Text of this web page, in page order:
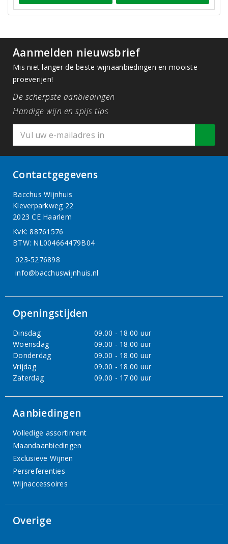
Aanmelden nieuwsbrief
Mis niet langer de beste wijnaanbiedingen en mooiste
proeverijen!
De scherpste aanbiedingen
Handige wijn en spijs tips
Contactgegevens
Bacchus Wijnhuis
Kleverparkweg 22
2023 CE Haarlem
KvK: 88761576
BTW: NL004664479B04
023-5276898
info@bacchuswijnhuis.nl
Openingstijden
Dinsdag
09.00 - 18.00 uur
Woensdag
09.00 - 18.00 uur
Donderdag
09.00 - 18.00 uur
Vrijdag
09.00 - 18.00 uur
Zaterdag
09.00 - 17.00 uur
Aanbiedingen
Volledige assortiment
Maandaanbiedingen
Exclusieve Wijnen
Persreferenties
Wijnaccessoires
Overige